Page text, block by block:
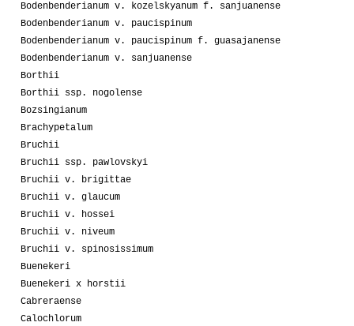
Bodenbenderianum v. kozelskyanum f. sanjuanense
Bodenbenderianum v. paucispinum
Bodenbenderianum v. paucispinum f. guasajanense
Bodenbenderianum v. sanjuanense
Borthii
Borthii ssp. nogolense
Bozsingianum
Brachypetalum
Bruchii
Bruchii ssp. pawlovskyi
Bruchii v. brigittae
Bruchii v. glaucum
Bruchii v. hossei
Bruchii v. niveum
Bruchii v. spinosissimum
Buenekeri
Buenekeri x horstii
Cabreraense
Calochlorum